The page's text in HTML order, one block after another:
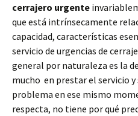
cerrajero urgente
que está intrínsecamente
capacidad, características
servicio de urgencias de
general por naturaleza es la
mucho en prestar el servicio
problema en ese mismo
respecta, no tiene por qué